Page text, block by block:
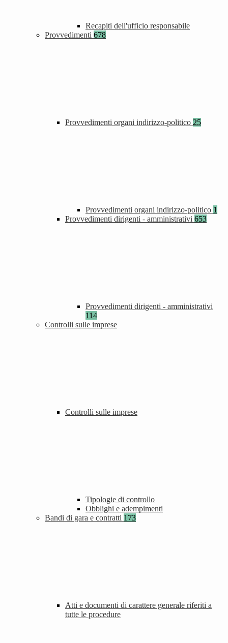
Recapiti dell'ufficio responsabile
Provvedimenti 678
Provvedimenti organi indirizzo-politico 25
Provvedimenti organi indirizzo-politico 1
Provvedimenti dirigenti - amministrativi 653
Provvedimenti dirigenti - amministrativi
114
Controlli sulle imprese
Controlli sulle imprese
Tipologie di controllo
Obblighi e adempimenti
Bandi di gara e contratti 173
Atti e documenti di carattere generale riferiti a
tutte le procedure